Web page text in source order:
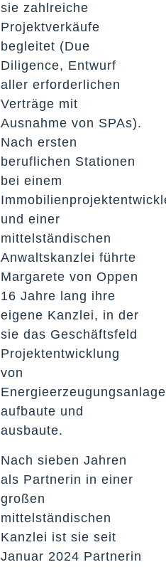
sie zahlreiche
Projektverkäufe
begleitet (Due
Diligence, Entwurf
aller erforderlichen
Verträge mit
Ausnahme von SPAs).
Nach ersten
beruflichen Stationen
bei einem
und einer
mittelständischen
Anwaltskanzlei führte
Margarete von Oppen
16 Jahre lang ihre
eigene Kanzlei, in der
sie das Geschäftsfeld
Projektentwicklung
von
aufbaute und
ausbaute.
Nach sieben Jahren
als Partnerin in einer
großen
mittelständischen
Kanzlei ist sie seit
Januar 2024 Partnerin